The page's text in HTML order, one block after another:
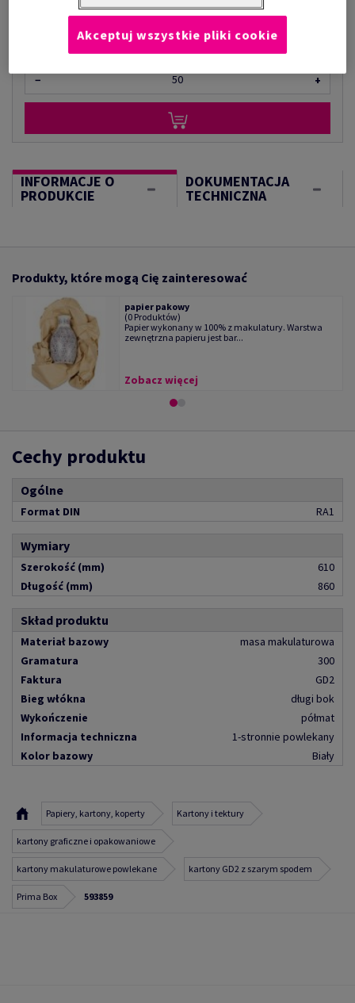
kilogram
− +
INFORMACJE O
PRODUKCIE
DOKUMENTACJA
TECHNICZNA
Produkty, które mogą Cię zainteresować
papier pakowy
(0 Produktów)
Papier wykonany w 100% z makulatury. Warstwa
zewnętrzna papieru jest bar...
Zobacz więcej
Cechy produktu
Ogólne
Format DIN RA1
Wymiary
Szerokość (mm)
610
Długość (mm)
860
Skład produktu
Materiał bazowy
masa makulaturowa
Gramatura
300
Faktura
GD2
Bieg włókna
długi bok
Wykończenie
półmat
Informacja techniczna
1-stronnie powlekany
Kolor bazowy
Biały
Papiery, kartony, koperty Kartony i tektury
kartony graficzne i opakowaniowe
kartony makulaturowe powlekane kartony GD2 z szarym spodem
Prima Box 593859
Akceptuj wszystkie pliki cookie